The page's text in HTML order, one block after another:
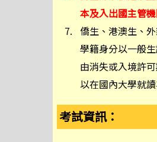
本及入出國主管
7. 僑生、港澳生、
學籍身分以一般
由消失或入境許
以在國內大學就
考試資訊：